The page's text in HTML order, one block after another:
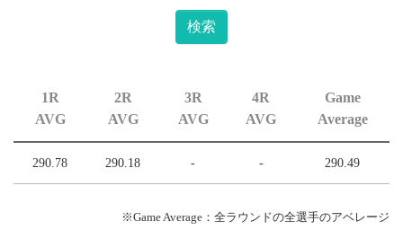
1R
AVG
2R
AVG
3R
AVG
4R
AVG
Game
Average
290.78 290.18 - - 290.49
※Game Average：全ラウンドの全選手のアベレージ